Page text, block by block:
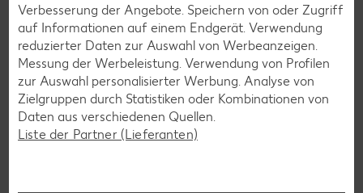
Laktosefreie Rezepte
Laktoseintoleranz muss dich kulinarisch nicht ausbremsen,
denn es geht auch ohne. Unsere laktosefreien Rezepte
bringen Vielfalt auf den Tisch – für große und kleine
Verbesserung der Angebote. Speichern von oder Zugriff
auf Informationen auf einem Endgerät. Verwendung
reduzierter Daten zur Auswahl von Werbeanzeigen.
Messung der Werbeleistung. Verwendung von Profilen
zur Auswahl personalisierter Werbung. Analyse von
Zielgruppen durch Statistiken oder Kombinationen von
Daten aus verschiedenen Quellen.
Liste der Partner (Lieferanten)